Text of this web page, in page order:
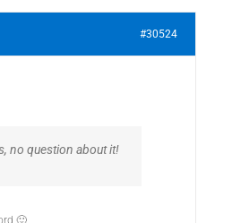
#30524
no question about it!
🙂